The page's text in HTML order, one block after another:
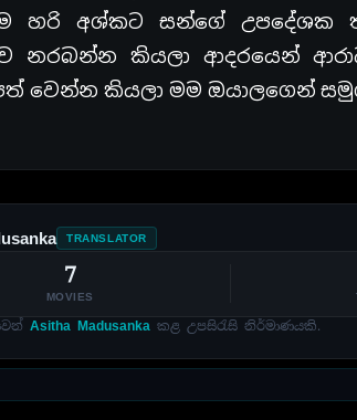
හරි අශ්කට සන්ගේ උපදේශක
නරබන්න කියලා ආදරයෙන්
වෙන්න කියලා මම ඔයාලගෙන්
TRANSLATOR
7
MOVIES
Asitha Madusanka කළ උපසිරැසි නිර්මාණයකි.